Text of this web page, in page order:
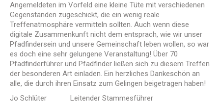
Angemeldeten im Vorfeld eine kleine Tüte mit verschiedenen
Gegenständen zugeschickt, die ein wenig reale
Treffenatmosphäre vermitteln sollten. Auch wenn diese
digitale Zusammenkunft nicht dem entsprach, wie wir unser
Pfadfindersein und unsere Gemeinschaft leben wollen, so war
es doch eine sehr gelungene Veranstaltung! Über 70
Pfadfinderführer und Pfadfinder ließen sich zu diesem Treffen
der besonderen Art einladen. Ein herzliches Dankeschön an
alle, die durch ihren Einsatz zum Gelingen beigetragen haben!
Jo Schlüter Leitender Stammesführer